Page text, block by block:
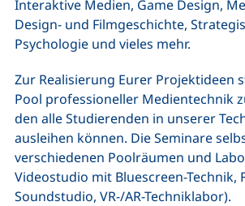
Interaktive Medien, Game Design,
Design- und Filmgeschichte,
Psychologie und vieles mehr.
Zur Realisierung Eurer Projektideen
Pool professioneller Medientechnik
den alle Studierenden in unserer
ausleihen können. Die Seminare
verschiedenen Poolräumen und
Videostudio mit Bluescreen-Technik,
Soundstudio, VR-/AR-Techniklabor).